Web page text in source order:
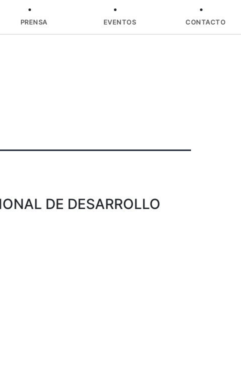
PRENSA EVENTOS CONTACTO
DE DESARROLLO